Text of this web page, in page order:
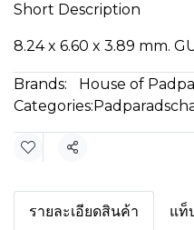
Short Description
8.24 x 6.60 x 3.89 mm.
Brands:
House of
Categories:
Share
รายละเอียดสินค้า แท็